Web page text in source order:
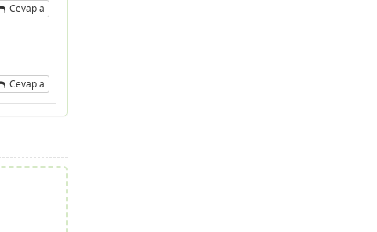
Cevapla
Cevapla